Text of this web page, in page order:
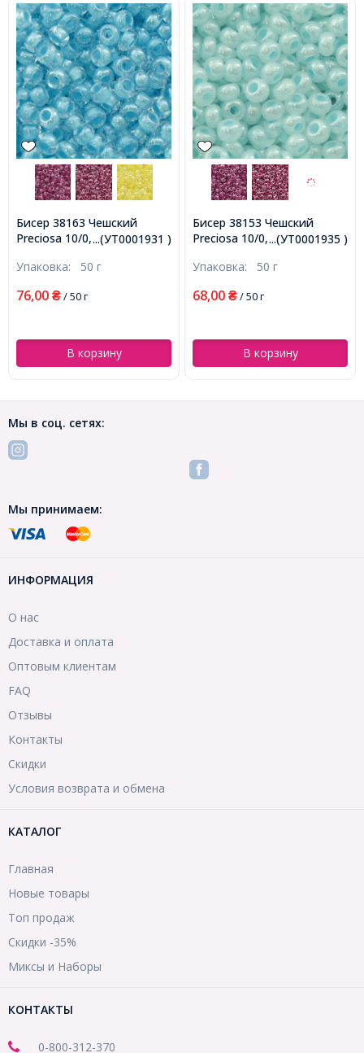
...(УТ0001931 )
Бисер 38163 Чешский
Preciosa 10/0, Прозрачный
Голубой, Круглый,
Упаковка: 50 г
76,00 ₴/ 50 г
В корзину
...(УТ0001935 )
Бисер 38153 Чешский
Preciosa 10/0, Прозрачный
Голубой, Круглый,
Упаковка: 50 г
68,00 ₴/ 50 г
В корзину
Мы в соц. сетях:
Мы принимаем:
ИНФОРМАЦИЯ
О нас
Доставка и оплата
Оптовым клиентам
FAQ
Отзывы
Контакты
Скидки
Условия возврата и обмена
КАТАЛОГ
Главная
Новые товары
Топ продаж
Скидки -35%
Миксы и Наборы
КОНТАКТЫ
0-800-312-370